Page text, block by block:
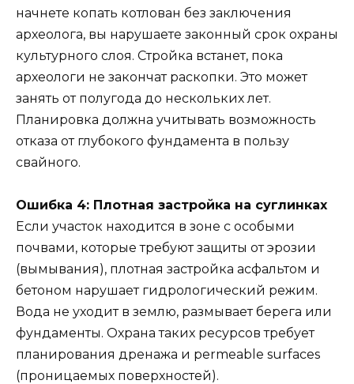
начнете копать котлован без заключения
археолога, вы нарушаете законный срок охраны
культурного слоя. Стройка встанет, пока
археологи не закончат раскопки. Это может
занять от полугода до нескольких лет.
Планировка должна учитывать возможность
отказа от глубокого фундамента в пользу
свайного.
Ошибка 4: Плотная застройка на суглинках
Если участок находится в зоне с особыми
почвами, которые требуют защиты от эрозии
(вымывания), плотная застройка асфальтом и
бетоном нарушает гидрологический режим.
Вода не уходит в землю, размывает берега или
фундаменты. Охрана таких ресурсов требует
планирования дренажа и permeable surfaces
(проницаемых поверхностей).